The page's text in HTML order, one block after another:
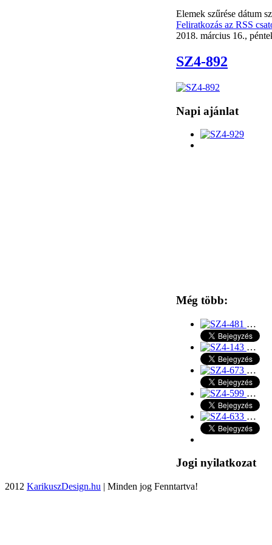
Elemek szűrése dátum
Feliratkozás az RSS
2018. március 16.,
SZ4-892
Napi ajánlat
Még több:
…
…
…
…
…
Jogi nyilatkozat
2012 KarikuszDesign.hu | Minden jog Fenntartva!